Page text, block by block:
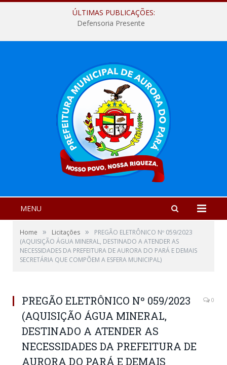
ÚLTIMAS PUBLICAÇÕES:
Defensoria Presente
MENU
Home » Licitações »
PREGÃO ELETRÔNICO Nº 059/2023
(AQUISIÇÃO ÁGUA MINERAL, DESTINADO A ATENDER AS
NECESSIDADES DA PREFEITURA DE AURORA DO PARÁ E DEMAIS
SECRETÁRIA QUE COMPÕEM A ESFERA MUNICIPAL)
PREGÃO ELETRÔNICO Nº 059/2023
(AQUISIÇÃO ÁGUA MINERAL,
DESTINADO A ATENDER AS
NECESSIDADES DA PREFEITURA DE
AURORA DO PARÁ E DEMAIS
0